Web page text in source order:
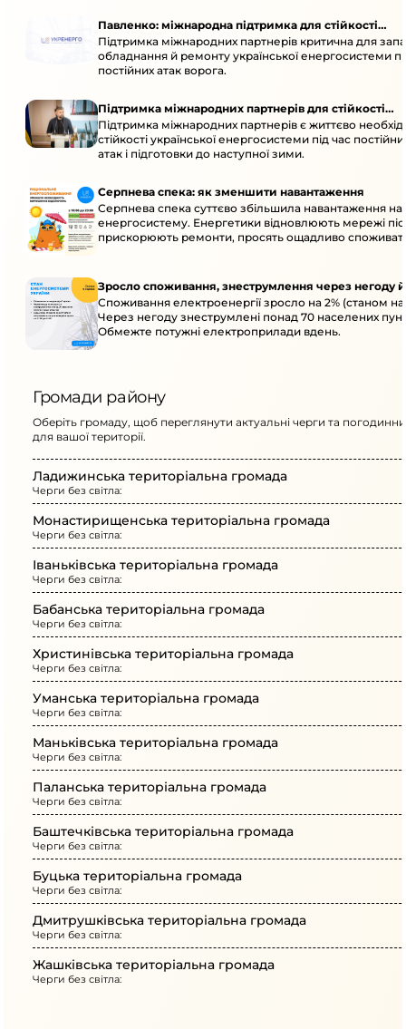
Павленко: міжнародна підтримка для стійкості
енергосистеми
Підтримка міжнародних партнерів критична для
обладнання й ремонту української енергосистеми
постійних атак ворога.
Підтримка міжнародних партнерів для стійкості
енергосистеми
Підтримка міжнародних партнерів є життєво
стійкості української енергосистеми під час
атак і підготовки до наступної зими.
Серпнева спека: як зменшити навантаження
Серпнева спека суттєво збільшила навантаження на
енергосистему. Енергетики відновлюють мережі
прискорюють ремонти, просять ощадливо
Зросло споживання, знеструмлення через негоду
Споживання електроенергії зросло на 2% (станом на
Через негоду знеструмлені понад 70 населених
Обмежте потужні електроприлади вдень.
Громади району
Оберіть громаду, щоб переглянути актуальні черги та
для вашої території.
Ладижинська територіальна громада
Черги без світла:
Монастирищенська територіальна громада
Черги без світла:
Іваньківська територіальна громада
Черги без світла:
Бабанська територіальна громада
Черги без світла:
Христинівська територіальна громада
Черги без світла:
Уманська територіальна громада
Черги без світла:
Маньківська територіальна громада
Черги без світла:
Паланська територіальна громада
Черги без світла:
Баштечківська територіальна громада
Черги без світла:
Буцька територіальна громада
Черги без світла:
Дмитрушківська територіальна громада
Черги без світла:
Жашківська територіальна громада
Черги без світла: